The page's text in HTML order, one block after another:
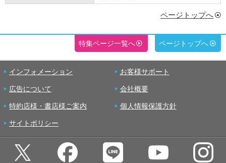
ページトップへ
特集ページ一覧へ ページトップへ
インフォメーション お客様サポート
広告について 会社概要
特約店様・書店様ご案内 個人情報保護方針
サイトポリシー